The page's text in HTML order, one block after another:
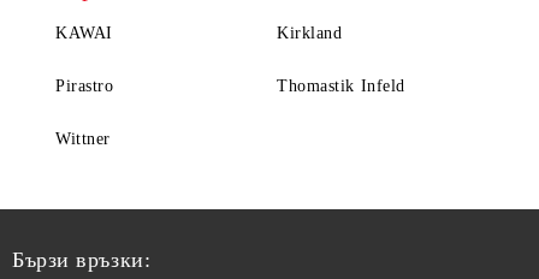
KAWAI Kirkland
Pirastro Thomastik Infeld
Wittner
Бързи връзки: